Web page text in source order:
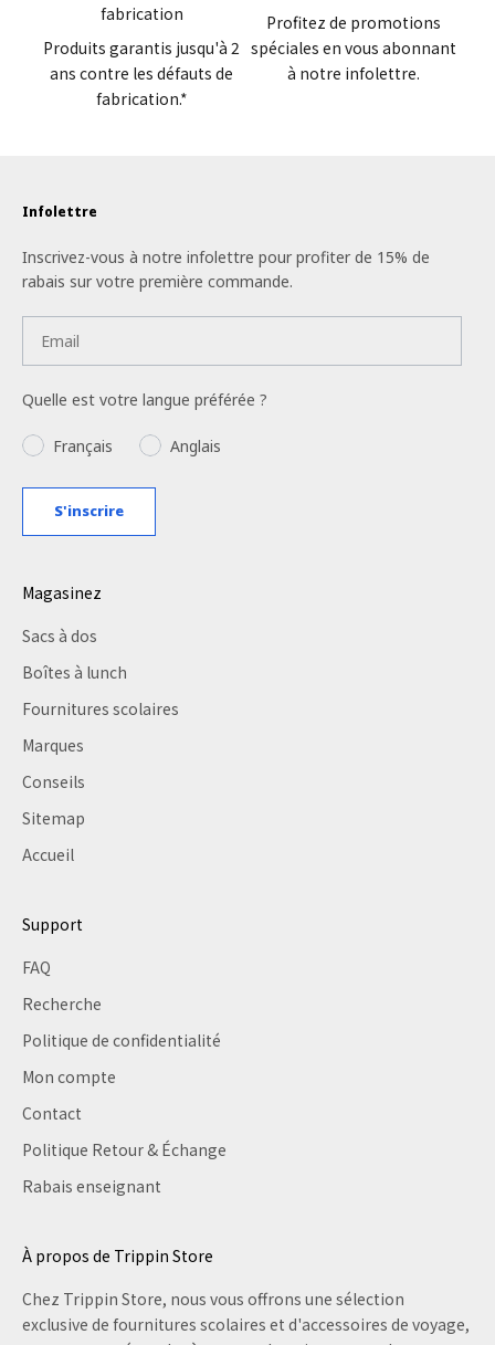
fabrication
Produits garantis jusqu'à 2
ans contre les défauts de
fabrication.*
Profitez de promotions
spéciales en vous abonnant
à notre infolettre.
Infolettre
Inscrivez-vous à notre infolettre pour profiter de 15% de
rabais sur votre première commande.
Quelle est votre langue préférée ?
Language
Français Anglais
S'inscrire
Magasinez
Sacs à dos
Boîtes à lunch
Fournitures scolaires
Marques
Conseils
Sitemap
Accueil
Support
FAQ
Recherche
Politique de confidentialité
Mon compte
Contact
Politique Retour & Échange
Rabais enseignant
À propos de Trippin Store
Chez Trippin Store, nous vous offrons une sélection
exclusive de fournitures scolaires et d'accessoires de voyage,